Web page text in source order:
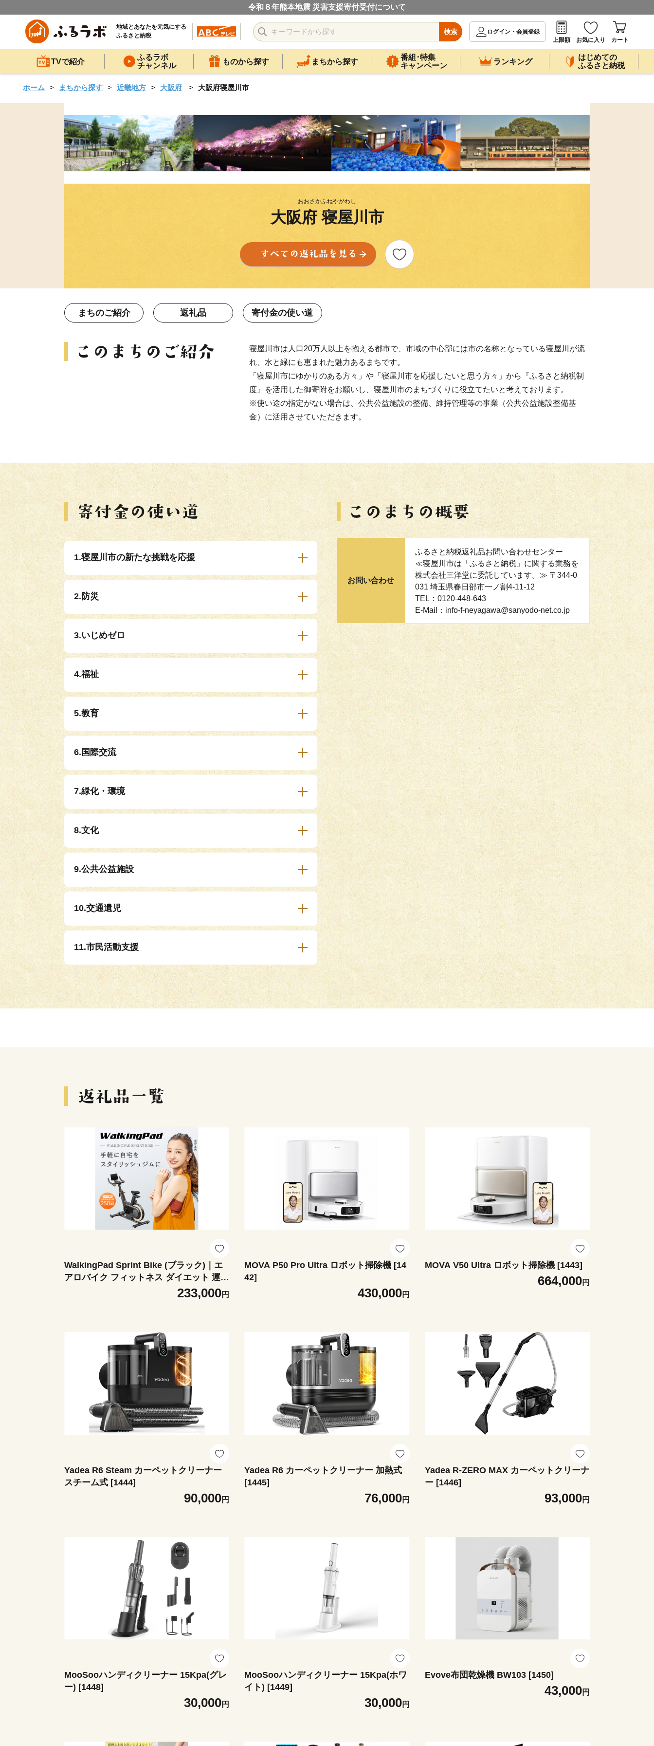
令和８年熊本地震 災害支援寄付受付について
地域とあなたを元気にする
ふるさと納税
検索
ログイン・会員登録
上限額
お気に入り カート
TVで紹介
ふるラボ
チャンネル
ものから探す まちから探す
番組･特集
キャンペーン
ランキング
はじめての
ふるさと納税
ホーム まちから探す 近畿地方 大阪府 大阪府寝屋川市
おおさかふねやがわし
大阪府 寝屋川市
まちのご紹介 返礼品 寄付金の使い道
寝屋川市は人口20万人以上を抱える都市で、市域の中心部には市の名称となっている寝屋川が流
れ、水と緑にも恵まれた魅力あるまちです。
「寝屋川市にゆかりのある方々」や「寝屋川市を応援したいと思う方々」から『ふるさと納税制
度』を活用した御寄附をお願いし、寝屋川市のまちづくりに役立てたいと考えております。
※使い途の指定がない場合は、公共公益施設の整備、維持管理等の事業（公共公益施設整備基
金）に活用させていただきます。
1.寝屋川市の新たな挑戦を応援
2.防災
3.いじめゼロ
4.福祉
5.教育
6.国際交流
7.緑化・環境
8.文化
9.公共公益施設
10.交通遺児
11.市民活動支援
お問い合わせ
ふるさと納税返礼品お問い合わせセンター
≪寝屋川市は「ふるさと納税」に関する業務を
株式会社三洋堂に委託しています。≫ 〒344-0
031 埼玉県春日部市一ノ割4-11-12
TEL：0120-448-643
E-Mail：info-f-neyagawa@sanyodo-net.co.jp
WalkingPad Sprint Bike (ブラック)｜エ
アロバイク フィットネス ダイエット 運動
233,000円
MOVA P50 Pro Ultra ロボット掃除機 [14
42]
430,000円
MOVA V50 Ultra ロボット掃除機 [1443]
664,000円
Yadea R6 Steam カーペットクリーナー
スチーム式 [1444]
90,000円
Yadea R6 カーペットクリーナー 加熱式
[1445]
76,000円
Yadea R-ZERO MAX カーペットクリーナ
ー [1446]
93,000円
MooSooハンディクリーナー 15Kpa(グレ
ー) [1448]
30,000円
MooSooハンディクリーナー 15Kpa(ホワ
イト) [1449]
30,000円
Evove布団乾燥機 BW103 [1450]
43,000円